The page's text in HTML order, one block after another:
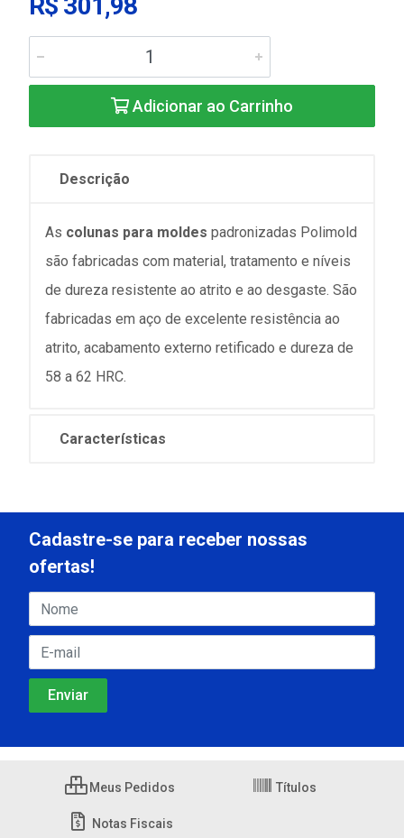
Adicionar ao Carrinho
Descrição
As colunas para moldes padronizadas Polimold
são fabricadas com material, tratamento e níveis
de dureza resistente ao atrito e ao desgaste. São
fabricadas em aço de excelente resistência ao
atrito, acabamento externo retificado e dureza de
58 a 62 HRC.
Características
Cadastre-se para receber nossas
ofertas!
Meus Pedidos Títulos
Notas Fiscais